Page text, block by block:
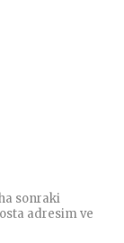
sonraki
adresim ve